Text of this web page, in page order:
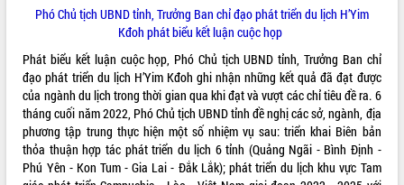
truyền số liệu chuyên dùng phục vụ cơ
Lễ phát động chuỗi hoạt động chung
tay làm sạch môi trường
Xã Ea Kar bước chuyển mình trong
công tác cải cách hành chính mô hình
mới
UBND tỉnh họp báo định kỳ tháng 4
năm 2026
Phó Chủ tịch UBND tỉnh, Trưởng Ban chỉ đạo phát triển du lịch H’Yim
Kđoh phát biểu kết luận cuộc họp
Phát biểu kết luận cuộc họp, Phó Chủ tịch UBND tỉnh, Trưởng Ban chỉ
đạo phát triển du lịch H’Yim Kđoh ghi nhận những kết quả đã đạt được
của ngành du lịch trong thời gian qua khi đạt và vượt các chỉ tiêu đề ra. 6
tháng cuối năm 2022, Phó Chủ tịch UBND tỉnh đề nghị các sở, ngành, địa
phương tập trung thực hiện một số nhiệm vụ sau: triển khai Biên bản
thỏa thuận hợp tác phát triển du lịch 6 tỉnh (Quảng Ngãi - Bình Định -
Phú Yên - Kon Tum - Gia Lai - Đắk Lắk); phát triển du lịch khu vực Tam